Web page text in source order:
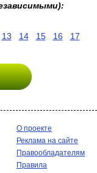
13 14 15 16
17
О проекте
Реклама на сайте
Правообладателям
Правила